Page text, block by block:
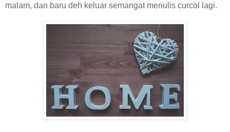
malam, dan baru deh keluar semangat menulis curcol lagi.